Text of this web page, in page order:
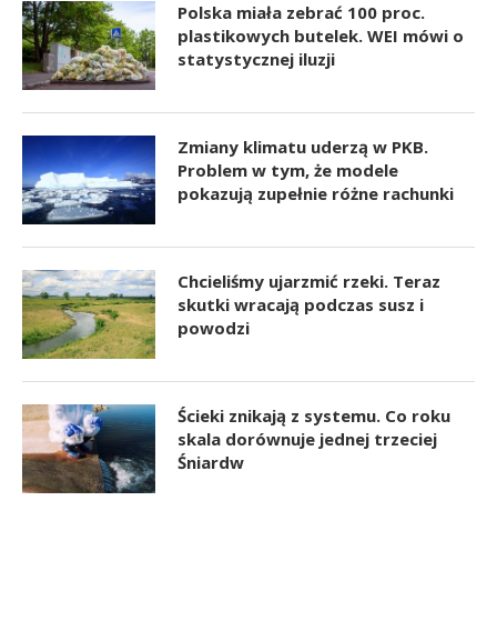
Polska miała zebrać 100 proc.
plastikowych butelek. WEI mówi o
statystycznej iluzji
Zmiany klimatu uderzą w PKB.
Problem w tym, że modele
pokazują zupełnie różne rachunki
Chcieliśmy ujarzmić rzeki. Teraz
skutki wracają podczas susz i
powodzi
Ścieki znikają z systemu. Co roku
skala dorównuje jednej trzeciej
Śniardw